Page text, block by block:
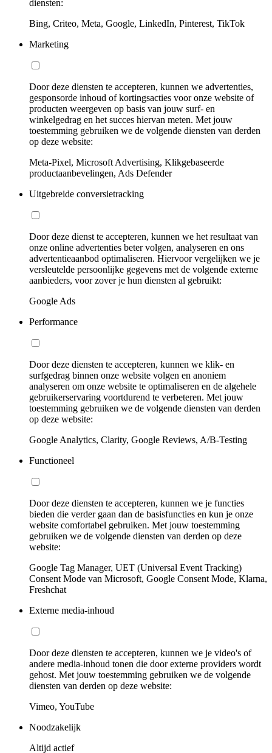
diensten:
Bing, Criteo, Meta, Google, LinkedIn, Pinterest, TikTok
Marketing
Door deze diensten te accepteren, kunnen we advertenties,
gesponsorde inhoud of kortingsacties voor onze website of
producten weergeven op basis van jouw surf- en
winkelgedrag en het succes hiervan meten. Met jouw
toestemming gebruiken we de volgende diensten van derden
op deze website:
Meta-Pixel, Microsoft Advertising, Klikgebaseerde
productaanbevelingen, Ads Defender
Uitgebreide conversietracking
Door deze dienst te accepteren, kunnen we het resultaat van
onze online advertenties beter volgen, analyseren en ons
advertentieaanbod optimaliseren. Hiervoor vergelijken we je
versleutelde persoonlijke gegevens met de volgende externe
aanbieders, voor zover je hun diensten al gebruikt:
Google Ads
Performance
Door deze diensten te accepteren, kunnen we klik- en
surfgedrag binnen onze website volgen en anoniem
analyseren om onze website te optimaliseren en de algehele
gebruikerservaring voortdurend te verbeteren. Met jouw
toestemming gebruiken we de volgende diensten van derden
op deze website:
Google Analytics, Clarity, Google Reviews, A/B-Testing
Functioneel
Door deze diensten te accepteren, kunnen we je functies
bieden die verder gaan dan de basisfuncties en kun je onze
website comfortabel gebruiken. Met jouw toestemming
gebruiken we de volgende diensten van derden op deze
website:
Google Tag Manager, UET (Universal Event Tracking)
Consent Mode van Microsoft, Google Consent Mode, Klarna,
Freshchat
Externe media-inhoud
Door deze diensten te accepteren, kunnen we je video's of
andere media-inhoud tonen die door externe providers wordt
gehost. Met jouw toestemming gebruiken we de volgende
diensten van derden op deze website:
Vimeo, YouTube
Noodzakelijk
Altijd actief